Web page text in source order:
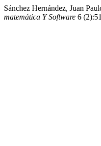
Sánchez Hernández, Juan
matemática Y Software 6